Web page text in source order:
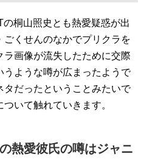
桐山照史とも熱愛疑惑が出
くせんのなかでプリクラを
ラ画像が流失したために交際
うような噂が広まったようで
だったということみたいで
いて触れていきます。
熱愛彼氏の噂はジャニ